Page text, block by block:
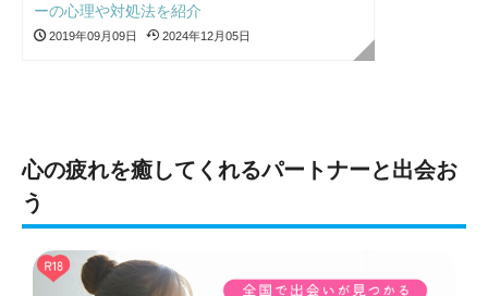
ーの心理や対処法を紹介
2019年09月09日 2024年12月05日
心の疲れを癒してくれるパートナーと出会お
う